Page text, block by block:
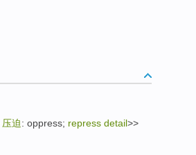
压迫: oppress; repress detail>>